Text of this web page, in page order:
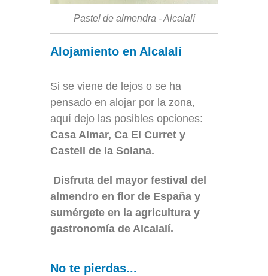
Pastel de almendra - Alcalalí
Alojamiento en Alcalalí
Si se viene de lejos o se ha
pensado en alojar por la zona,
aquí dejo las posibles opciones:
Casa Almar, Ca El Curret y
Castell de la Solana.
Disfruta del mayor festival del
almendro en flor de España y
sumérgete en la agricultura y
gastronomía de Alcalalí.
No te pierdas...